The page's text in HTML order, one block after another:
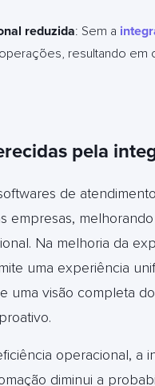
reduzida: Sem a
resultando em
pela
de
empresas,
Na melhoria da
uma experiência
uma visão completa
operacional, a
diminui a